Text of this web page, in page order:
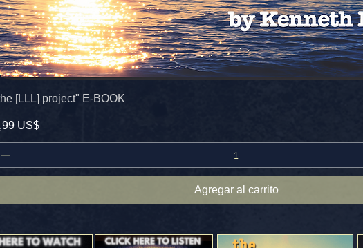
[LLL] project" E-BOOK
US$
Agregar al carrito